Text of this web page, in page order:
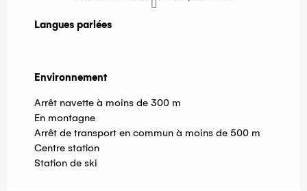
Langues parlées
Langues parlées
Environnement
Environnement
Arrêt navette à moins de 300 m
En montagne
Arrêt de transport en commun à moins de 500 m
Centre station
Station de ski